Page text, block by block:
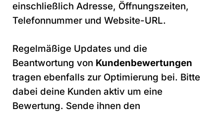
einschließlich Adresse, Öffnungszeiten,
Telefonnummer und Website-URL.
Regelmäßige Updates und die
Beantwortung von Kundenbewertungen
tragen ebenfalls zur Optimierung bei. Bitte
dabei deine Kunden aktiv um eine
Bewertung. Sende ihnen den